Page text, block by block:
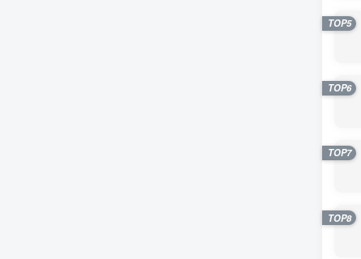
TOP5
TOP6
TOP7
TOP8